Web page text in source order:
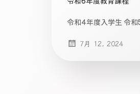
令和4年度入学生 令
7月 12, 2024